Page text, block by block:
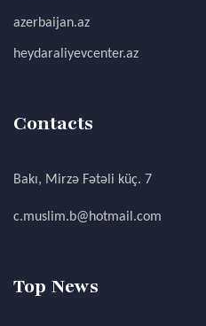
azerbaijan.az
heydaraliyevcenter.az
Contacts
Bakı, Mirzə Fətəli küç. 7
c.muslim.b@hotmail.com
Top News